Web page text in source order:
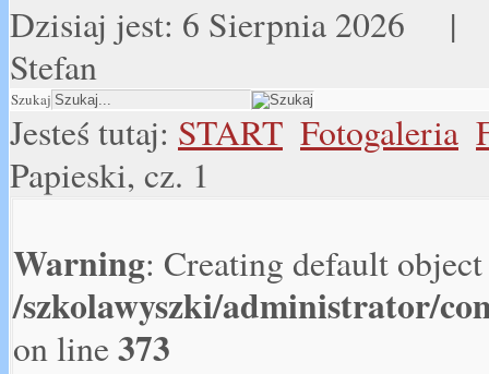
Dzisiaj jest: 6 Sierpnia 2026
Stefan
Szukaj
Jesteś tutaj: START Fotogaleria
Papieski, cz. 1
Warning: Creating default
/szkolawyszki/administrator/
on line 373